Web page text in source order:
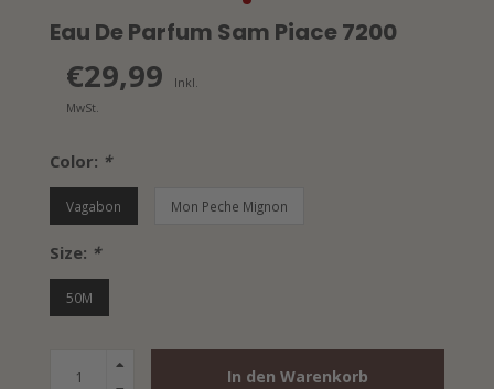
Eau De Parfum Sam Piace 7200
€29,99
Inkl.
MwSt.
Color: *
Vagabon Mon Peche Mignon
Size: *
50M
In den Warenkorb